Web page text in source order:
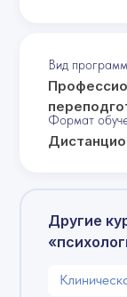
Вид
Формат
Другие